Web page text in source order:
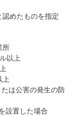
めたものを指定
所
以上
上
は公害の発生の防
設置した場合